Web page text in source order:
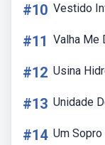
#10 Vestido
#11 Valha Me
#12 Usina
#13 Unidade
#14 Um